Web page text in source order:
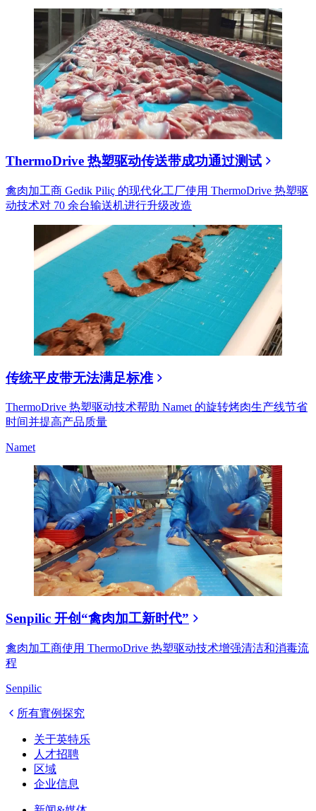
ThermoDrive 热塑驱动传送带成功通过测试
禽肉加工商 Gedik Piliç 的现代化工厂使用 ThermoDrive 热塑驱
动技术对 70 余台输送机进行升级改造
传统平皮带无法满足标准
ThermoDrive 热塑驱动技术帮助 Namet 的旋转烤肉生产线节省
时间并提高产品质量
Namet
Senpilic 开创“禽肉加工新时代”
禽肉加工商使用 ThermoDrive 热塑驱动技术增强清洁和消毒流
程
Senpilic
所有實例探究
关于英特乐
人才招聘
区域
企业信息